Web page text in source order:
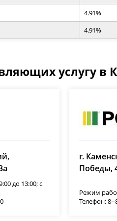
4.91%
4.91%
услугу в
до 13:00; с
лицензия №
г.
Победы,
Режим
Телефон: